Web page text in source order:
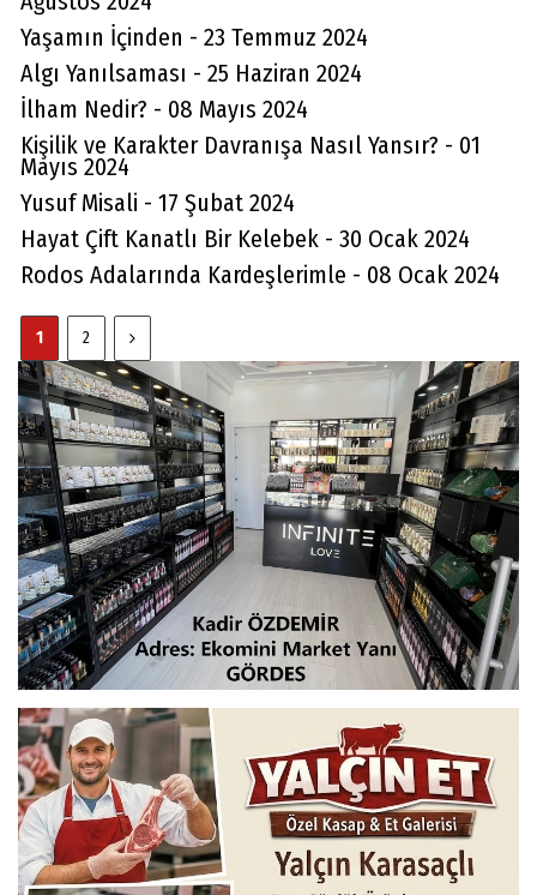
Yaşamın İçinden - 23 Temmuz 2024
Algı Yanılsaması - 25 Haziran 2024
İlham Nedir? - 08 Mayıs 2024
Kişilik ve Karakter Davranışa Nasıl Yansır? - 01
Mayıs 2024
Yusuf Misali - 17 Şubat 2024
Hayat Çift Kanatlı Bir Kelebek - 30 Ocak 2024
Rodos Adalarında Kardeşlerimle - 08 Ocak 2024
1 2